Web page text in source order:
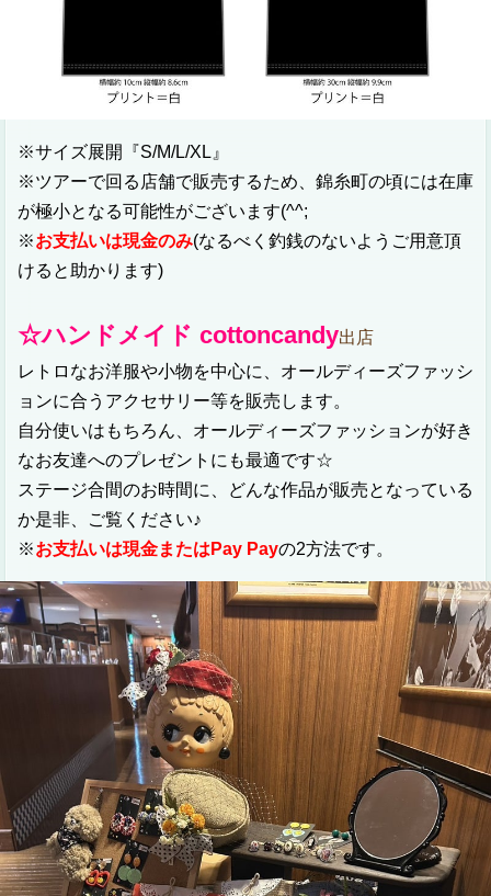
※サイズ展開『S/M/L/XL』
※ツアーで回る店舗で販売するため、錦糸町の頃には在庫
が極小となる可能性がございます(^^;
※お支払いは現金のみ(なるべく釣銭のないようご用意頂
けると助かります)
☆ハンドメイド cottoncandy出店
レトロなお洋服や小物を中心に、オールディーズファッシ
ョンに合うアクセサリー等を販売します。
自分使いはもちろん、オールディーズファッションが好き
なお友達へのプレゼントにも最適です☆
ステージ合間のお時間に、どんな作品が販売となっている
か是非、ご覧ください♪
※お支払いは現金またはPay Payの2方法です。